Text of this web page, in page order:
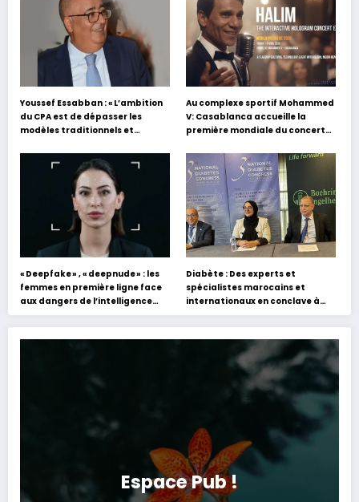
Youssef Essabban : « L’ambition
du CPA est de dépasser les
modèles traditionnels et
s’appuyant sur le partage des
expériences »
Au complexe sportif Mohammed
V: Casablanca accueille la
première mondiale du concert
Hafez
« Deepfake » , « deepnude » : les
femmes en première ligne face
aux dangers de l’intelligence
artificielle
Diabète : Des experts et
spécialistes marocains et
internationaux en conclave à
Tanger
Espace Pub !